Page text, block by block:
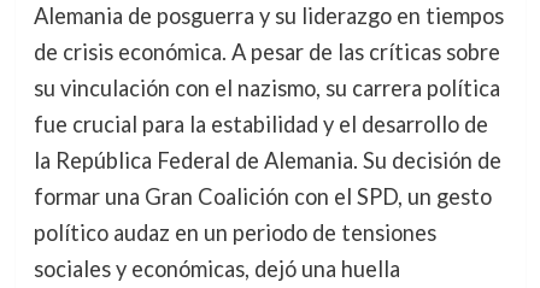
Alemania de posguerra y su liderazgo en tiempos
de crisis económica. A pesar de las críticas sobre
su vinculación con el nazismo, su carrera política
fue crucial para la estabilidad y el desarrollo de
la República Federal de Alemania. Su decisión de
formar una Gran Coalición con el SPD, un gesto
político audaz en un periodo de tensiones
sociales y económicas, dejó una huella